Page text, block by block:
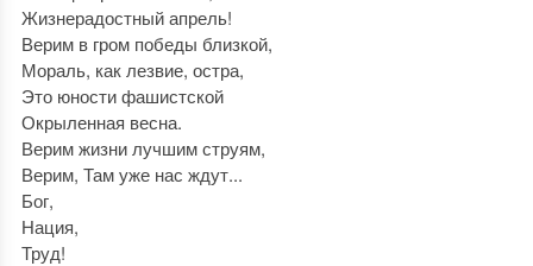
Жизнерадостный апрель!
Верим в гром победы близкой,
Мораль, как лезвие, остра,
Это юности фашистской
Окрыленная весна.
Верим жизни лучшим струям,
Верим, Там уже нас ждут...
Бог,
Нация,
Труд!